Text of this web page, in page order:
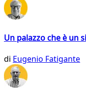
Un palazzo che è un
di Eugenio Fatigante